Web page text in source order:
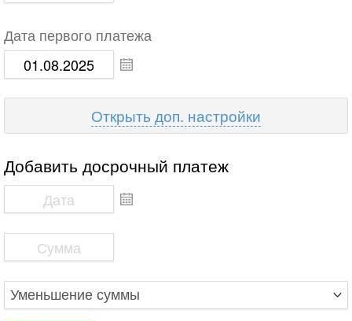
Дата первого платежа
доп. настройки
Добавить досрочный платеж